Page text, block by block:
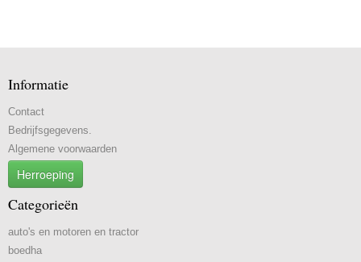
Informatie
Contact
Bedrijfsgegevens.
Algemene voorwaarden
Herroeping
Categorieën
auto's en motoren en tractor
boedha